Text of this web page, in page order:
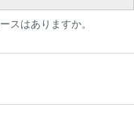
スはありますか。